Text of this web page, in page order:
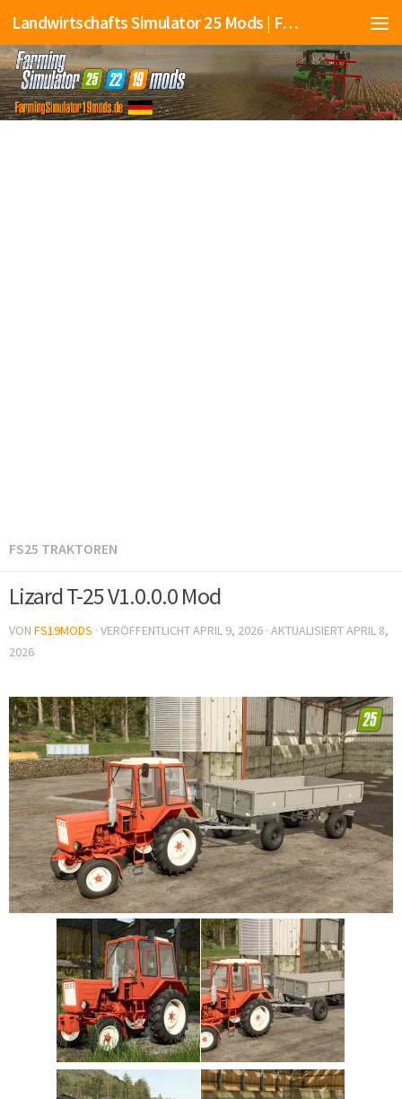
Landwirtschafts Simulator 25 Mods | Farming Simulator 25 Mods | FS25 Mods
FS25 TRAKTOREN
Lizard T-25 V1.0.0.0 Mod
VON FS19MODS · VERÖFFENTLICHTAPRIL 9, 2026 · AKTUALISIERTAPRIL 8,
2026